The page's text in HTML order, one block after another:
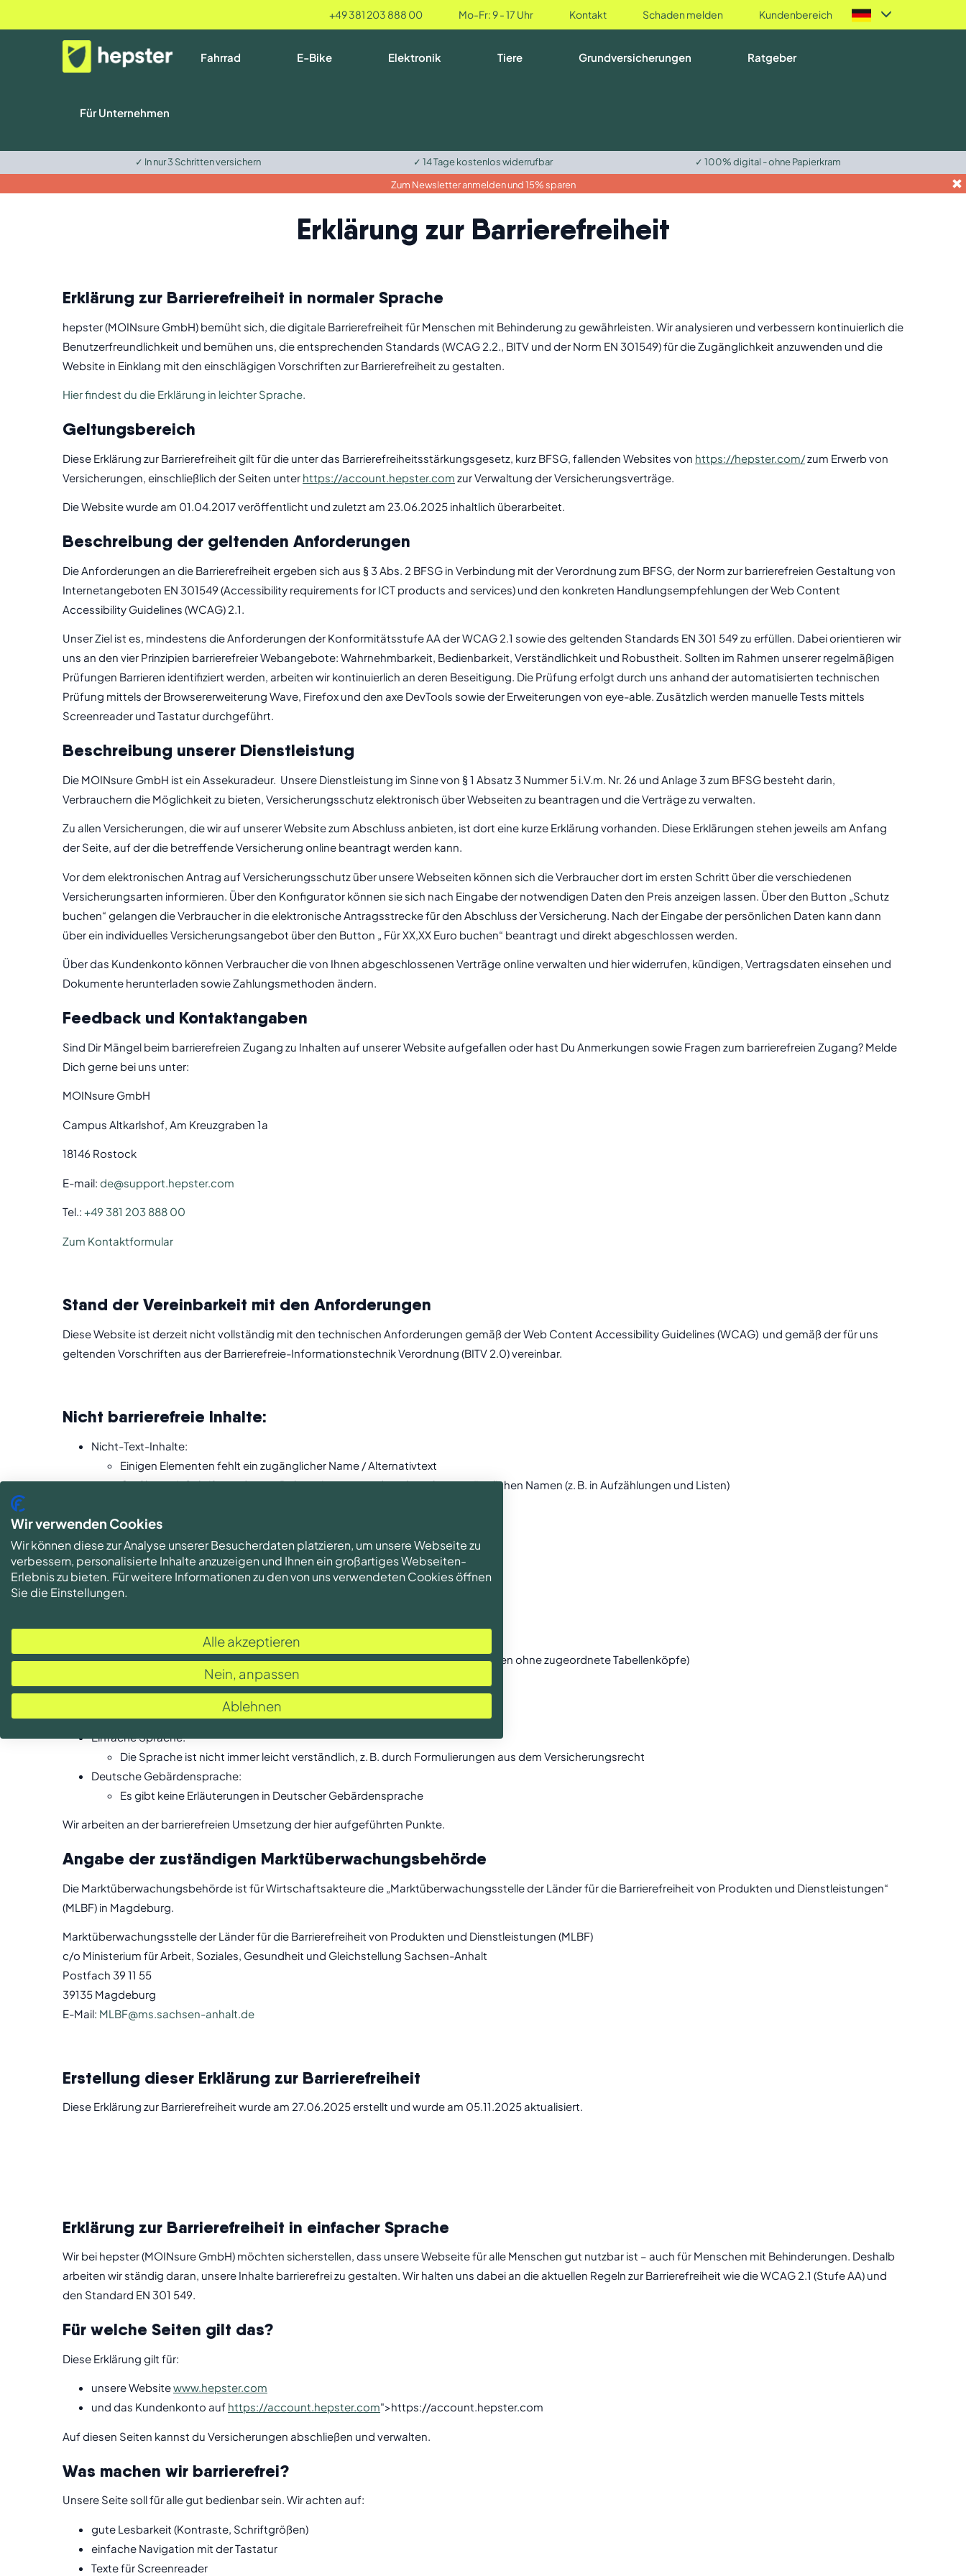
+49 381 203 888 00 Mo-Fr: 9 - 17 Uhr Kontakt Schaden melden Kundenbereich
Fahrrad E-Bike Elektronik Tiere Grundversicherungen Ratgeber
Für Unternehmen
✓ In nur 3 Schritten versichern ✓ 14 Tage kostenlos widerrufbar
✓ 100% digital - ohne Papierkram
Zum Newsletter anmelden und 15% sparen
Erklärung zur Barrierefreiheit
Erklärung zur Barrierefreiheit in normaler Sprache
hepster (MOINsure GmbH) bemüht sich, die digitale Barrierefreiheit für Menschen mit Behinderung zu gewährleisten. Wir analysieren und verbessern kontinuierlich die
Benutzerfreundlichkeit und bemühen uns, die entsprechenden Standards (WCAG 2.2., BITV und der Norm EN 301549) für die Zugänglichkeit anzuwenden und die
Website in Einklang mit den einschlägigen Vorschriften zur Barrierefreiheit zu gestalten.
Hier findest du die Erklärung in leichter Sprache.
Geltungsbereich
Diese Erklärung zur Barrierefreiheit gilt für die unter das Barrierefreiheitsstärkungsgesetz, kurz BFSG, fallenden Websites von https://hepster.com/zum Erwerb von
Versicherungen, einschließlich der Seiten unter https://account.hepster.com zur Verwaltung der Versicherungsverträge.
Die Website wurde am 01.04.2017 veröffentlicht und zuletzt am 23.06.2025 inhaltlich überarbeitet.
Beschreibung der geltenden Anforderungen
Die Anforderungen an die Barrierefreiheit ergeben sich aus § 3 Abs. 2 BFSG in Verbindung mit der Verordnung zum BFSG, der Norm zur barrierefreien Gestaltung von
Internetangeboten EN 301549 (Accessibility requirements for ICT products and services) und den konkreten Handlungsempfehlungen der Web Content
Accessibility Guidelines (WCAG) 2.1.
Unser Ziel ist es, mindestens die Anforderungen der Konformitätsstufe AA der WCAG 2.1 sowie des geltenden Standards EN 301 549 zu erfüllen. Dabei orientieren wir
uns an den vier Prinzipien barrierefreier Webangebote: Wahrnehmbarkeit, Bedienbarkeit, Verständlichkeit und Robustheit. Sollten im Rahmen unserer regelmäßigen
Prüfungen Barrieren identifiziert werden, arbeiten wir kontinuierlich an deren Beseitigung. Die Prüfung erfolgt durch uns anhand der automatisierten technischen
Prüfung mittels der Browsererweiterung Wave, Firefox und den axe DevTools sowie der Erweiterungen von eye-able. Zusätzlich werden manuelle Tests mittels
Screenreader und Tastatur durchgeführt.
Beschreibung unserer Dienstleistung
Die MOINsure GmbH ist ein Assekuradeur. Unsere Dienstleistung im Sinne von § 1 Absatz 3 Nummer 5 i.V.m. Nr. 26 und Anlage 3 zum BFSG besteht darin,
Verbrauchern die Möglichkeit zu bieten, Versicherungsschutz elektronisch über Webseiten zu beantragen und die Verträge zu verwalten.
Zu allen Versicherungen, die wir auf unserer Website zum Abschluss anbieten, ist dort eine kurze Erklärung vorhanden. Diese Erklärungen stehen jeweils am Anfang
der Seite, auf der die betreffende Versicherung online beantragt werden kann.
Vor dem elektronischen Antrag auf Versicherungsschutz über unsere Webseiten können sich die Verbraucher dort im ersten Schritt über die verschiedenen
Versicherungsarten informieren. Über den Konfigurator können sie sich nach Eingabe der notwendigen Daten den Preis anzeigen lassen. Über den Button „Schutz
buchen“ gelangen die Verbraucher in die elektronische Antragsstrecke für den Abschluss der Versicherung. Nach der Eingabe der persönlichen Daten kann dann
über ein individuelles Versicherungsangebot über den Button „ Für XX,XX Euro buchen“ beantragt und direkt abgeschlossen werden.
Über das Kundenkonto können Verbraucher die von Ihnen abgeschlossenen Verträge online verwalten und hier widerrufen, kündigen, Vertragsdaten einsehen und
Dokumente herunterladen sowie Zahlungsmethoden ändern.
Feedback und Kontaktangaben
Sind Dir Mängel beim barrierefreien Zugang zu Inhalten auf unserer Website aufgefallen oder hast Du Anmerkungen sowie Fragen zum barrierefreien Zugang? Melde
Dich gerne bei uns unter:
MOINsure GmbH
Campus Altkarlshof, Am Kreuzgraben 1a
18146 Rostock
E-mail: de@support.hepster.com
Tel.: +49 381 203 888 00
Zum Kontaktformular
Stand der Vereinbarkeit mit den Anforderungen
Diese Website ist derzeit nicht vollständig mit den technischen Anforderungen gemäß der Web Content Accessibility Guidelines (WCAG) und gemäß der für uns
geltenden Vorschriften aus der Barrierefreie-Informationstechnik Verordnung (BITV 2.0) vereinbar.
Nicht barrierefreie Inhalte:
Nicht-Text-Inhalte:
Einigen Elementen fehlt ein zugänglicher Name / Alternativtext
Grafiken mit Schrift werden zur Dekoration verwendet, aber ohne zugänglichen Namen (z. B. in Aufzählungen und Listen)
Nicht alle Farbkontraste erfüllen die Mindestanforderungen
ARIA-Button, Links und Menüpunkte:
Einige Links enthalten keinen Linktext
Einige Buttons, Links und Menüpunkte haben keinen zugänglichen Namen
Fehlende oder falsch verwendete ARIA-Attribute
Nicht alle Aufzählungen sind programmatisch wahrnehmbar
Struktur einzelner Tabellen ist nicht vollständig programmatisch (z. B. Tabellen ohne zugeordnete Tabellenköpfe)
Einzelne Formularelemente haben keinen zugänglichen Namen
Barrierefreie Dokumente:
Die meisten PDF-Dokumente sind vollständig barrierefrei
Einfache Sprache:
Die Sprache ist nicht immer leicht verständlich, z. B. durch Formulierungen aus dem Versicherungsrecht
Deutsche Gebärdensprache:
Es gibt keine Erläuterungen in Deutscher Gebärdensprache
Wir arbeiten an der barrierefreien Umsetzung der hier aufgeführten Punkte.
Angabe der zuständigen Markt­überwachungs­behörde
Die Marktüberwachungsbehörde ist für Wirtschaftsakteure die „Marktüberwachungsstelle der Länder für die Barrierefreiheit von Produkten und Dienstleistungen“
(MLBF) in Magdeburg.
Marktüberwachungsstelle der Länder für die Barrierefreiheit von Produkten und Dienstleistungen (MLBF)
c/o Ministerium für Arbeit, Soziales, Gesundheit und Gleichstellung Sachsen-Anhalt
Postfach 39 11 55
39135 Magdeburg
E-Mail: MLBF@ms.sachsen-anhalt.de
Erstellung dieser Erklärung zur Barrierefreiheit
Diese Erklärung zur Barrierefreiheit wurde am 27.06.2025 erstellt und wurde am 05.11.2025 aktualisiert.
Erklärung zur Barrierefreiheit in einfacher Sprache
Wir bei hepster (MOINsure GmbH) möchten sicherstellen, dass unsere Webseite für alle Menschen gut nutzbar ist – auch für Menschen mit Behinderungen. Deshalb
arbeiten wir ständig daran, unsere Inhalte barrierefrei zu gestalten. Wir halten uns dabei an die aktuellen Regeln zur Barrierefreiheit wie die WCAG 2.1 (Stufe AA) und
den Standard EN 301 549.
Für welche Seiten gilt das?
Diese Erklärung gilt für:
unsere Websitewww.hepster.com
und das Kundenkonto auf https://account.hepster.com">https://account.hepster.com
Auf diesen Seiten kannst du Versicherungen abschließen und verwalten.
Was machen wir barrierefrei?
Unsere Seite soll für alle gut bedienbar sein. Wir achten auf:
gute Lesbarkeit (Kontraste, Schriftgrößen)
einfache Navigation mit der Tastatur
Texte für Screenreader
Wir verwenden Cookies
Wir können diese zur Analyse unserer Besucherdaten platzieren, um unsere Webseite zu
verbessern, personalisierte Inhalte anzuzeigen und Ihnen ein großartiges Webseiten-
Erlebnis zu bieten. Für weitere Informationen zu den von uns verwendeten Cookies öffnen
Sie die Einstellungen.
Alle akzeptieren
Nein, anpassen
Ablehnen